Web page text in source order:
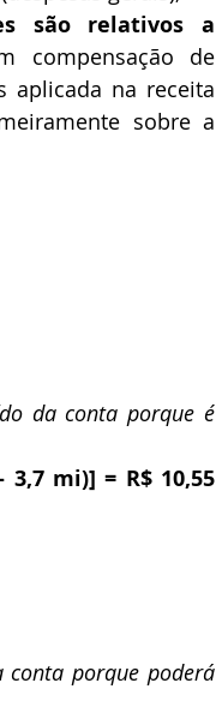
são relativos a
compensação de
aplicada na receita
sobre a
da conta porque é
mi)] = R$ 10,55
conta porque poderá